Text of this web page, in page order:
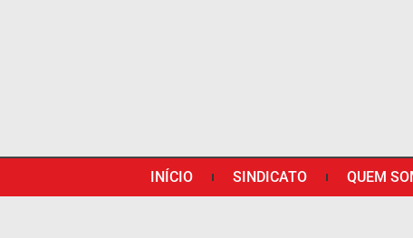
INÍCIO SINDICATO QUEM